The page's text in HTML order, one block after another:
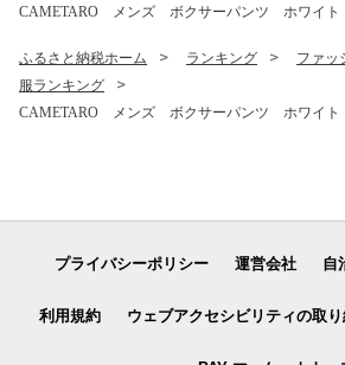
CAMETARO メンズ ボクサーパンツ ホワイト
ふるさと納税ホーム ランキング
ファッ
服ランキング
CAMETARO メンズ ボクサーパンツ ホワイト
プライバシーポリシー 運営会社 自
利用規約 ウェブアクセシビリティの取